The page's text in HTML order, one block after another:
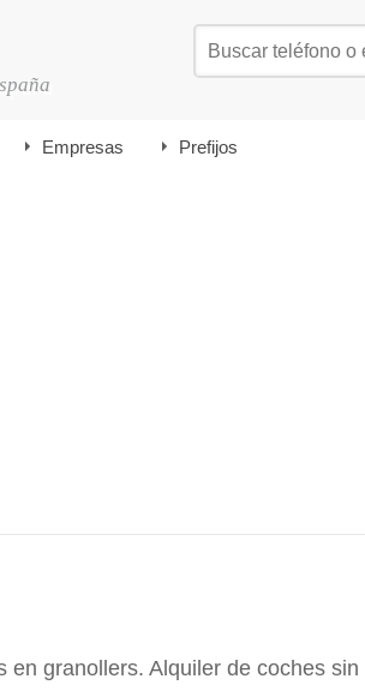
Empresas Prefijos
granollers. Alquiler de coches sin